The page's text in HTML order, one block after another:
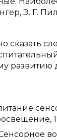
Э. Г.
сказать